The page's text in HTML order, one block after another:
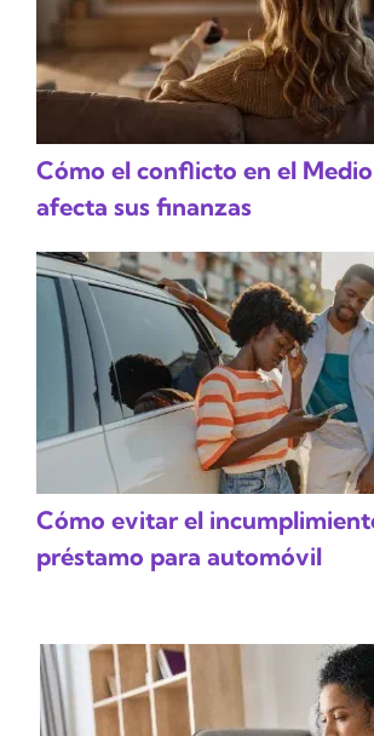
Cómo el conflicto en el
afecta sus finanzas
Cómo evitar el
préstamo para automóvil